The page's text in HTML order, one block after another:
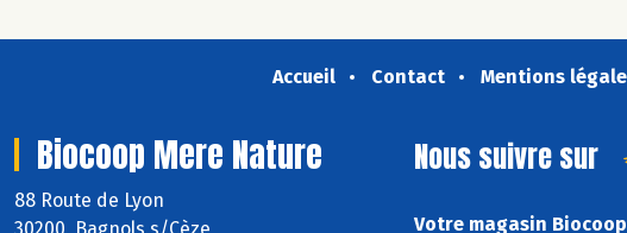
Accueil Contact Mentions
Biocoop Mere Nature
88 Route de Lyon
30200 Bagnols s/Cèze
Nous suivre sur
Votre magasin